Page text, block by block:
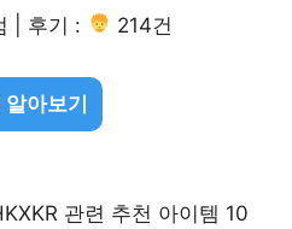
| 후기 : 214건
아보기
관련 추천 아이템 10